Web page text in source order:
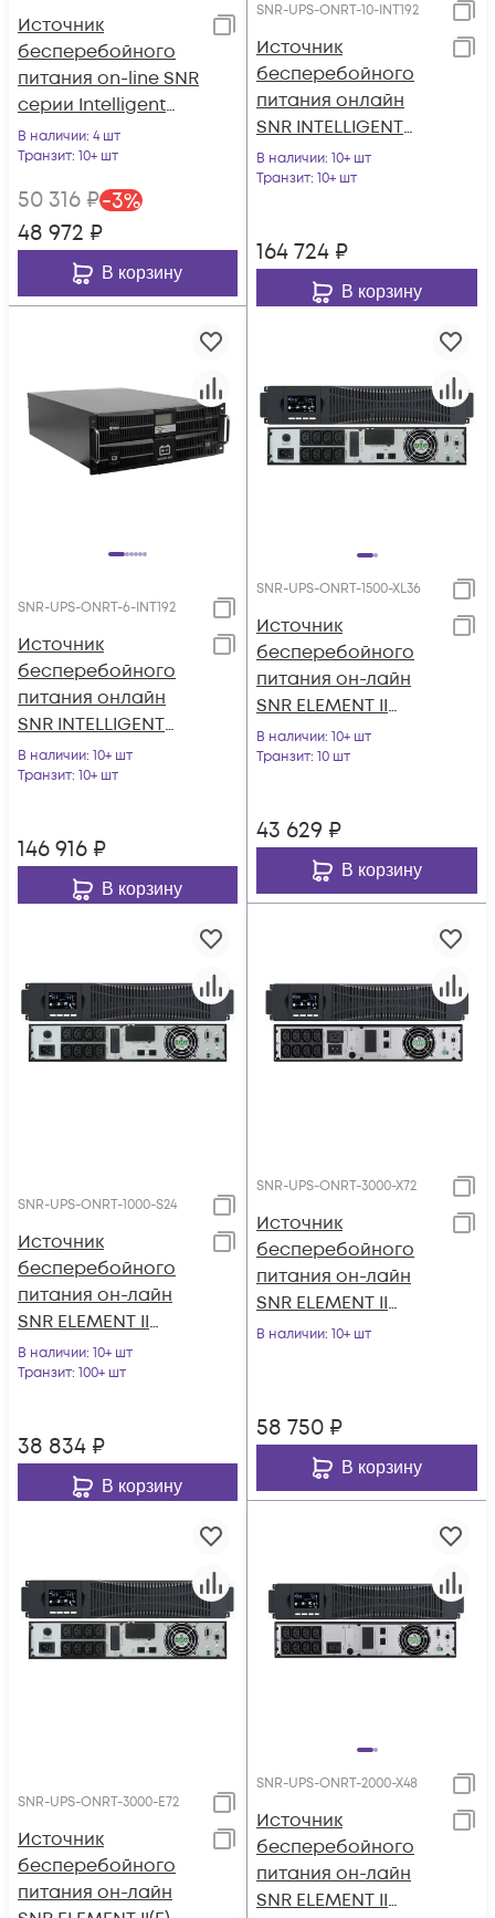
Источник
бесперебойного
питания on-line SNR
серии Intelligent
2000 VA, 72VDC
В наличии: 4 шт
Транзит: 10+ шт
50 316 ₽-3%
48 972 ₽
В корзину
SNR-UPS-ONRT-10-INT192
Источник
бесперебойного
питания онлайн
SNR INTELLIGENT
10кВА/10кВт, 1ф:1ф,
192В(DC) (16x9Ач)
В наличии: 10+ шт
Транзит: 10+ шт
164 724 ₽
В корзину
SNR-UPS-ONRT-6-INT192
Источник
бесперебойного
питания онлайн
SNR INTELLIGENT
6кВА/6кВт, 1ф:1ф,
192В(DC) (16x9Ач)
В наличии: 10+ шт
Транзит: 10+ шт
146 916 ₽
В корзину
SNR-UPS-ONRT-1500-XL36
Источник
бесперебойного
питания он-лайн
SNR ELEMENT II
1500ВА/1500Вт (PF-
1.0), 1ф:1ф (220-240В),
В наличии: 10+ шт
Транзит: 10 шт
43 629 ₽
В корзину
SNR-UPS-ONRT-1000-S24
Источник
бесперебойного
питания он-лайн
SNR ELEMENT II
1000ВА/1000Вт (PF-
1.0), 1ф:1ф (220-240В),
В наличии: 10+ шт
Транзит: 100+ шт
38 834 ₽
В корзину
SNR-UPS-ONRT-3000-X72
Источник
бесперебойного
питания он-лайн
SNR ELEMENT II
3000ВА/3000Вт (PF-
В наличии: 10+ шт
58 750 ₽
В корзину
SNR-UPS-ONRT-3000-E72
Источник
бесперебойного
питания он-лайн
SNR-UPS-ONRT-2000-X48
Источник
бесперебойного
питания он-лайн
SNR ELEMENT II